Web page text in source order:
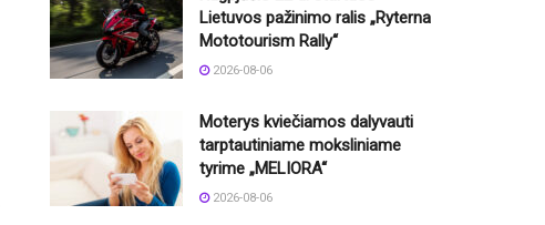
Lietuvos pažinimo ralis „Ryterna
Mototourism Rally“
2026-08-06
Moterys kviečiamos dalyvauti
tarptautiniame moksliniame
tyrime „MELIORA“
2026-08-06